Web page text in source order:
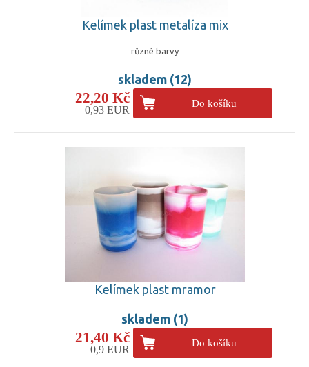
Kelímek plast metalíza mix
různé barvy
skladem (12)
22,20 Kč
0,93 EUR
Do košíku
Kelímek plast mramor
skladem (1)
21,40 Kč
0,9 EUR
Do košíku